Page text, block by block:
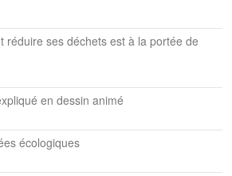
réduire ses déchets est à la portée de
en dessin animé
écologiques